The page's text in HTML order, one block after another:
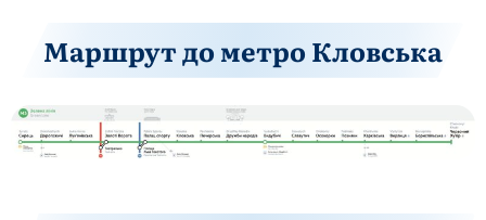
Маршрут до метро Кловська